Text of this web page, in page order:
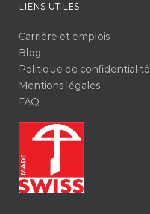
LIENS UTILES
Carrière et emplois
Blog
Politique de confidentialité
Mentions légales
FAQ